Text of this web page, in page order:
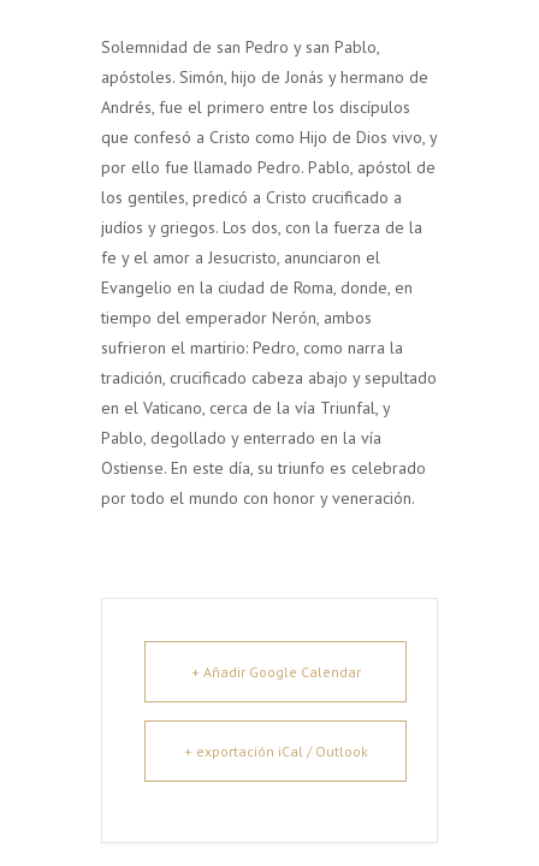
Solemnidad de san Pedro y san Pablo,
apóstoles. Simón, hijo de Jonás y hermano de
Andrés, fue el primero entre los discípulos
que confesó a Cristo como Hijo de Dios vivo, y
por ello fue llamado Pedro. Pablo, apóstol de
los gentiles, predicó a Cristo crucificado a
judíos y griegos. Los dos, con la fuerza de la
fe y el amor a Jesucristo, anunciaron el
Evangelio en la ciudad de Roma, donde, en
tiempo del emperador Nerón, ambos
sufrieron el martirio: Pedro, como narra la
tradición, crucificado cabeza abajo y sepultado
en el Vaticano, cerca de la vía Triunfal, y
Pablo, degollado y enterrado en la vía
Ostiense. En este día, su triunfo es celebrado
por todo el mundo con honor y veneración.
+ Añadir Google Calendar
+ exportación iCal / Outlook